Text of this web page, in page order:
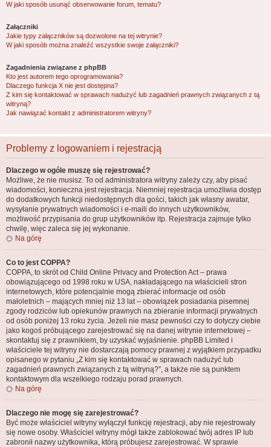
W jaki sposób usunąć obserwowanie forum, tematu?
Załączniki
Jakie typy załączników są dozwolone na tej witrynie?
W jaki sposób można znaleźć wszystkie swoje załączniki?
Zagadnienia związane z phpBB
Kto jest autorem tego oprogramowania?
Dlaczego funkcja X nie jest dostępna?
Z kim się kontaktować w sprawach nadużyć lub zagadnień prawnych związanych z tą
witryną?
Jak nawiązać kontakt z administratorem witryny?
Problemy z logowaniem i rejestracją
Dlaczego w ogóle muszę się rejestrować?
Możliwe, że nie musisz. To od administratora witryny zależy czy, aby pisać
wiadomości, konieczna jest rejestracja. Niemniej rejestracja umożliwia dostęp
do dodatkowych funkcji niedostępnych dla gości, takich jak własny awatar,
wysyłanie prywatnych wiadomości i e-maili do innych użytkowników,
możliwość przypisania do grup użytkowników itp. Rejestracja zajmuje tylko
chwilę, więc zaleca się jej wykonanie.
Na górę
Co to jest COPPA?
COPPA, to skrót od Child Online Privacy and Protection Act – prawa
obowiązującego od 1998 roku w USA, nakładającego na właścicieli stron
internetowych, które potencjalnie mogą zbierać informacje od osób
małoletnich – mających mniej niż 13 lat – obowiązek posiadania pisemnej
zgody rodziców lub opiekunów prawnych na zbieranie informacji prywatnych
od osób poniżej 13 roku życia. Jeżeli nie masz pewności czy to dotyczy ciebie
jako kogoś próbującego zarejestrować się na danej witrynie internetowej –
skontaktuj się z prawnikiem, by uzyskać wyjaśnienie. phpBB Limited i
właściciele tej witryny nie dostarczają pomocy prawnej z wyjątkiem przypadku
opisanego w pytaniu „Z kim się kontaktować w sprawach nadużyć lub
zagadnień prawnych związanych z tą witryną?”, a także nie są punktem
kontaktowym dla wszelkiego rodzaju porad prawnych.
Na górę
Dlaczego nie mogę się zarejestrować?
Być może właściciel witryny wyłączył funkcję rejestracji, aby nie rejestrowały
się nowe osoby. Właściciel witryny mógł także zablokować twój adres IP lub
zabronił nazwy użytkownika, którą próbujesz zarejestrować. W sprawie